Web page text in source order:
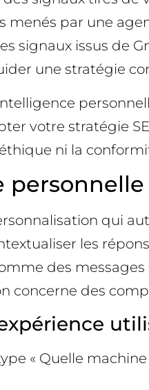
menés par une
signaux issus de
une stratégie
votre stratégie
ni la
personnelle
qui
les
des
concerne des
« Quelle